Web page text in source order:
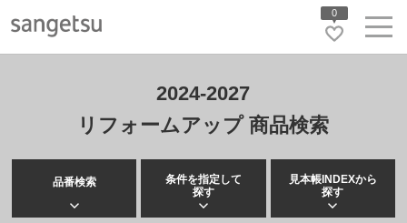
0
2024-2027
リフォームアップ 商品検索
品番検索
条件を指定して
探す
見本帳INDEXから
探す